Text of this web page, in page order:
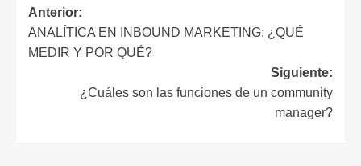
Navegación
de
entradas
Anterior:
ANALÍTICA EN INBOUND MARKETING: ¿QUÉ
MEDIR Y POR QUÉ?
Siguiente:
¿Cuáles son las funciones de un community
manager?